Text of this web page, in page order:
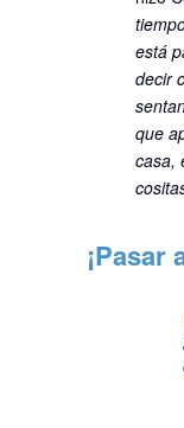
está
decir
que
casa,
¡Pasar